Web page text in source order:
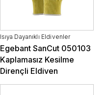
Isıya Dayanıklı Eldivenler
Egebant SanCut 050103
Kaplamasız Kesilme
Dirençli Eldiven